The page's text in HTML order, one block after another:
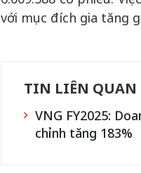
với mục đích gia tăng
TIN LIÊN QUAN
VNG FY2025:
chỉnh tăng 183%